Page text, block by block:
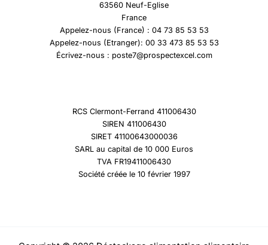
63560 Neuf-Eglise
France
Appelez-nous (France) : 04 73 85 53 53
Appelez-nous (Etranger): 00 33 473 85 53 53
Écrivez-nous : poste7@prospectexcel.com
RCS Clermont-Ferrand 411006430
SIREN 411006430
SIRET 41100643000036
SARL au capital de 10 000 Euros
TVA FR19411006430
Société créée le 10 février 1997